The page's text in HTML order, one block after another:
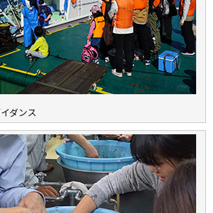
ダンス